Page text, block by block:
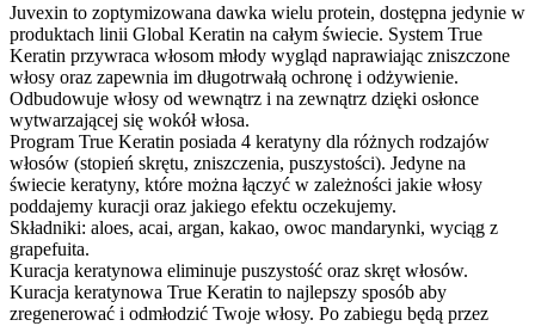
Juvexin to zoptymizowana dawka wielu protein, dostępna jedynie w
produktach linii Global Keratin na całym świecie. System True
Keratin przywraca włosom młody wygląd naprawiając zniszczone
włosy oraz zapewnia im długotrwałą ochronę i odżywienie.
Odbudowuje włosy od wewnątrz i na zewnątrz dzięki osłonce
wytwarzającej się wokół włosa.
Program True Keratin posiada 4 keratyny dla różnych rodzajów
włosów (stopień skrętu, zniszczenia, puszystości). Jedyne na
świecie keratyny, które można łączyć w zależności jakie włosy
poddajemy kuracji oraz jakiego efektu oczekujemy.
Składniki: aloes, acai, argan, kakao, owoc mandarynki, wyciąg z
grapefuita.
Kuracja keratynowa eliminuje puszystość oraz skręt włosów.
Kuracja keratynowa True Keratin to najlepszy sposób aby
zregenerować i odmłodzić Twoje włosy. Po zabiegu będą przez